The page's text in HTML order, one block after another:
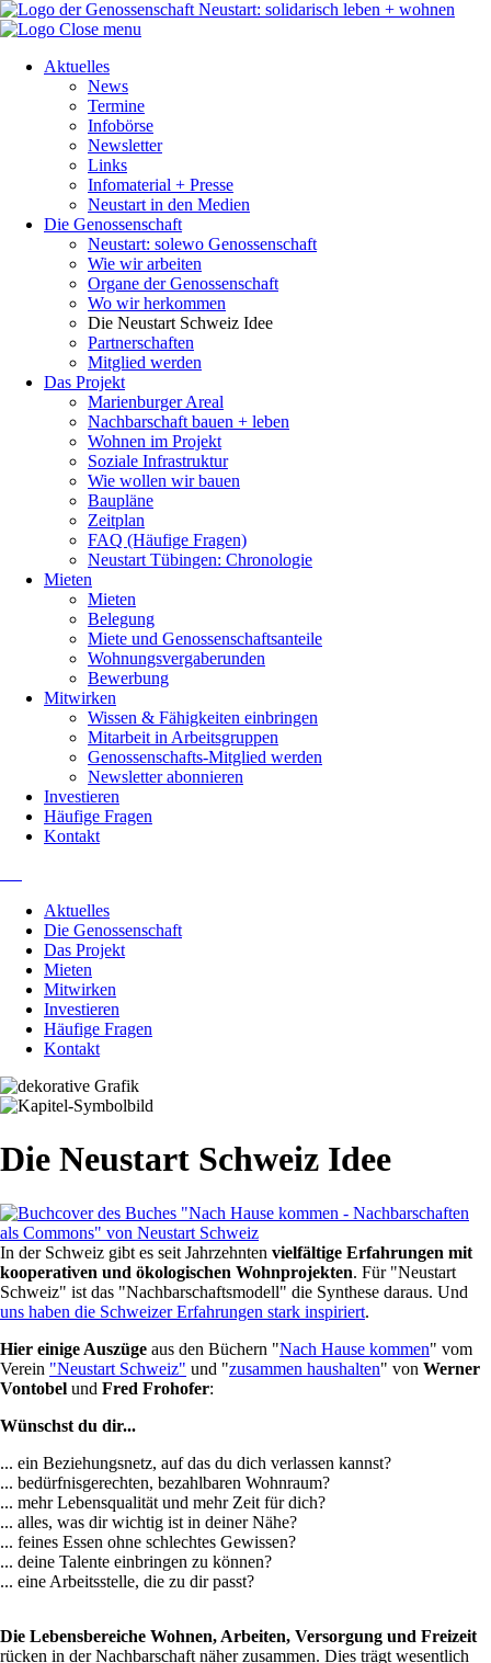
Close menu
Aktuelles
News
Termine
Infobörse
Newsletter
Links
Infomaterial + Presse
Neustart in den Medien
Die Genossenschaft
Neustart: solewo Genossenschaft
Wie wir arbeiten
Organe der Genossenschaft
Wo wir herkommen
Die Neustart Schweiz Idee
Partnerschaften
Mitglied werden
Das Projekt
Marienburger Areal
Nachbarschaft bauen + leben
Wohnen im Projekt
Soziale Infrastruktur
Wie wollen wir bauen
Baupläne
Zeitplan
FAQ (Häufige Fragen)
Neustart Tübingen: Chronologie
Mieten
Mieten
Belegung
Miete und Genossenschaftsanteile
Wohnungsvergaberunden
Bewerbung
Mitwirken
Wissen & Fähigkeiten einbringen
Mitarbeit in Arbeitsgruppen
Genossenschafts-Mitglied werden
Newsletter abonnieren
Investieren
Häufige Fragen
Kontakt
überspringen
Aktuelles
Die Genossenschaft
Das Projekt
Mieten
Mitwirken
Investieren
Häufige Fragen
Kontakt
Die Neustart Schweiz Idee
In der Schweiz gibt es seit Jahrzehnten vielfältige Erfahrungen mit
kooperativen und ökologischen Wohnprojekten. Für "Neustart
Schweiz" ist das "Nachbarschaftsmodell" die Synthese daraus. Und
uns haben die Schweizer Erfahrungen stark inspiriert.
Hier einige Auszüge aus den Büchern "Nach Hause kommen" vom
Verein "Neustart Schweiz" und "zusammen haushalten" von Werner
Vontobel und Fred Frohofer:
Wünschst du dir...
... ein Beziehungsnetz, auf das du dich verlassen kannst?
... bedürfnisgerechten, bezahlbaren Wohnraum?
... mehr Lebensqualität und mehr Zeit für dich?
... alles, was dir wichtig ist in deiner Nähe?
... feines Essen ohne schlechtes Gewissen?
... deine Talente einbringen zu können?
... eine Arbeitsstelle, die zu dir passt?
Die Lebensbereiche Wohnen, Arbeiten, Versorgung und Freizeit
rücken in der Nachbarschaft näher zusammen. Dies trägt wesentlich